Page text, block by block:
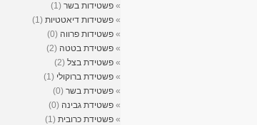
» פשטידות בשר (1)
» פשטידות דיאטטיות (1)
» פשטידות פרווה (0)
» פשטידת בטטה (2)
» פשטידת בצל (2)
» פשטידת ברוקולי (1)
» פשטידת בשר (0)
» פשטידת גבינה (0)
» פשטידת כרובית (1)